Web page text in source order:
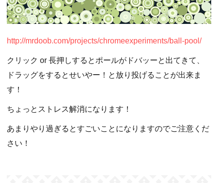
http://mrdoob.com/projects/chromeexperiments/ball-pool/
クリック or 長押しするとポールがドバッーと出てきて、
ドラッグをするとせいやー！と放り投げることが出来ま
す！
ちょっとストレス解消になります！
あまりやり過ぎるとすごいことになりますのでご注意くだ
さい！